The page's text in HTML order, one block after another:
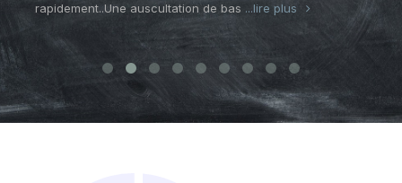
rapidement..Une auscultation de bas ...lire plus